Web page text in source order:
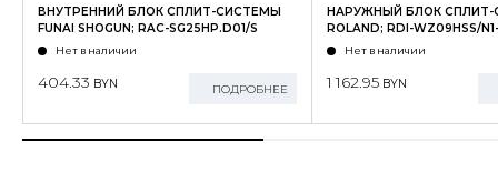
ВНУТРЕННИЙ БЛОК СПЛИТ-СИСТЕМЫ
FUNAI SHOGUN; RAC-SG25HP.D01/S
Нет в наличии
404.33 BYN ПОДРОБНЕЕ
НАРУЖНЫЙ БЛОК СПЛИТ-
ROLAND; RDI-WZ09HSS/
Нет в наличии
1 162.95 BYN